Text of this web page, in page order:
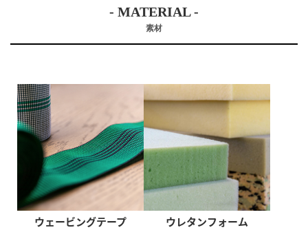
- MATERIAL -
素材
ウェービングテープ ウレタンフォーム